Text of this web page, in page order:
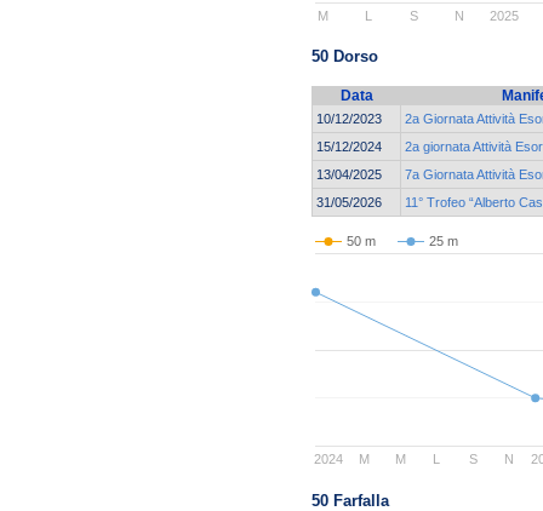
2025
M L S N
50 Dorso
Data
10/12/2023
2a Giornata Attività
15/12/2024
2a giornata Attività
13/04/2025
7a Giornata Attività
31/05/2026
11° Trofeo “Alberto
50 m 25 m
2024 M M L S N
50 Farfalla